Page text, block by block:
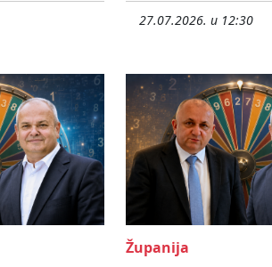
27.07.2026. u 12:30
Županija